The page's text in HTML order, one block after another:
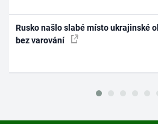
Rusko našlo slabé místo ukrajinské
bez varování